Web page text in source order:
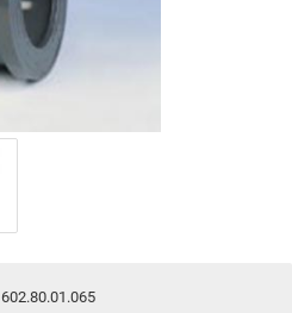
602.80.01.065